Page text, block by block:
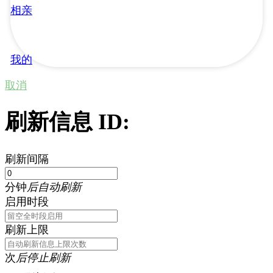
相亲
我的
取消
刷新信息 ID:
刷新间隔
分钟后自动刷新
启用时段
刷新上限
次 后停止刷新